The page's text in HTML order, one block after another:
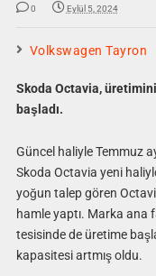
0 Eylül 5, 2024
Volkswagen Tayron
Skoda Octavia,
başladı.
Güncel haliyle Temmuz
Skoda Octavia yeni
yoğun talep gören
hamle yaptı. Marka ana
tesisinde de üretime
kapasitesi artmış oldu.